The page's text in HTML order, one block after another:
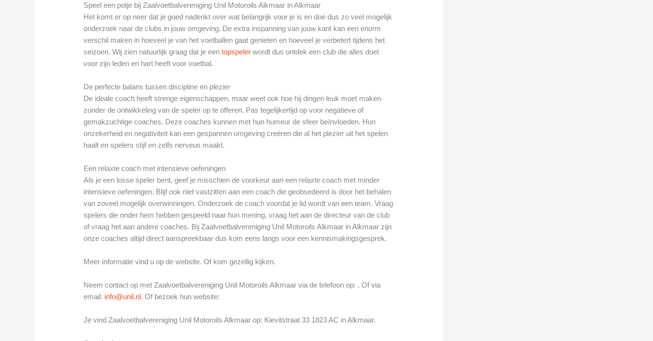
Speel een potje bij Zaalvoetbalvereniging Unil Motoroils Alkmaar in Alkmaar
Het komt er op neer dat je goed nadenkt over wat belangrijk voor je is en doe dus zo veel mogelijk
onderzoek naar de clubs in jouw omgeving. De extra inspanning van jouw kant kan een enorm
verschil maken in hoeveel je van het voetballen gaat genieten en hoeveel je verbetert tijdens het
seizoen. Wij zien natuurlijk graag dat je eentopspeler wordt dus ontdek een club die alles doet
voor zijn leden en hart heeft voor voetbal.
De perfecte balans tussen discipline en plezier
De ideale coach heeft strenge eigenschappen, maar weet ook hoe hij dingen leuk moet maken
zonder de ontwikkeling van de speler op te offeren. Pas tegelijkertijd op voor negatieve of
gemakzuchtige coaches. Deze coaches kunnen met hun humeur de sfeer beïnvloeden. Hun
onzekerheid en negativiteit kan een gespannen omgeving creëren die al het plezier uit het spelen
haalt en spelers stijf en zelfs nerveus maakt.
Een relaxte coach met intensieve oefeningen
Als je een losse speler bent, geef je misschien de voorkeur aan een relaxte coach met minder
intensieve oefeningen. Blijf ook niet vastzitten aan een coach die geobsedeerd is door het behalen
van zoveel mogelijk overwinningen. Onderzoek de coach voordat je lid wordt van een team. Vraag
spelers die onder hem hebben gespeeld naar hun mening, vraag het aan de directeur van de club
of vraag het aan andere coaches. Bij Zaalvoetbalvereniging Unil Motoroils Alkmaar in Alkmaar zijn
onze coaches altijd direct aanspreekbaar dus kom eens langs voor een kennismakingsgesprek.
Meer informatie vind u op de website. Of kom gezellig kijken.
Neem contact op met Zaalvoetbalvereniging Unil Motoroils Alkmaar via de telefoon op: . Of via
email: info@unil.nl. Of bezoek hun website:
Je vind Zaalvoetbalvereniging Unil Motoroils Alkmaar op: Kievitstraat 33 1823 AC in Alkmaar.